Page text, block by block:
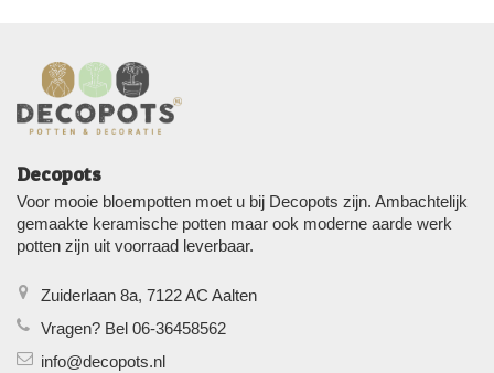
Decopots
Voor mooie bloempotten moet u bij Decopots zijn. Ambachtelijk
gemaakte keramische potten maar ook moderne aarde werk
potten zijn uit voorraad leverbaar.
Zuiderlaan 8a, 7122 AC Aalten
Vragen? Bel 06-36458562
info@decopots.nl